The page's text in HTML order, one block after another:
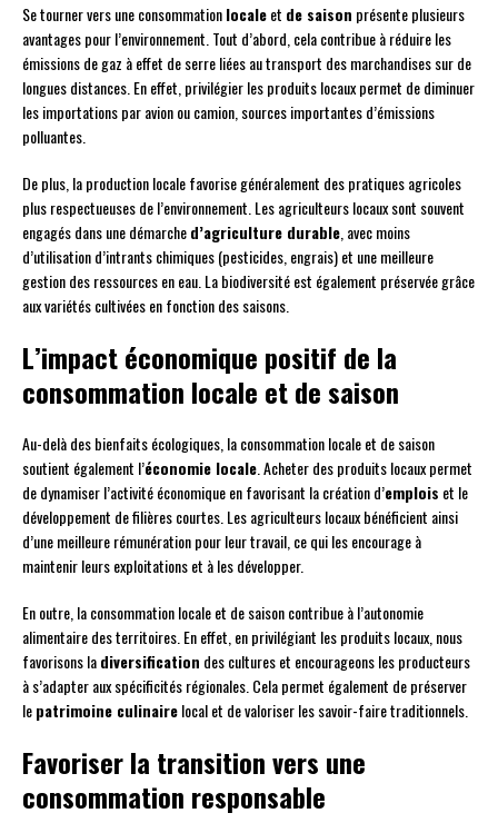
Se tourner vers une consommationlocaleet de saison présente plusieurs
avantages pour l’environnement. Tout d’abord, cela contribue à réduire les
émissions de gaz à effet de serre liées au transport des marchandises sur de
longues distances. En effet, privilégier les produits locaux permet de diminuer
les importations par avion ou camion, sources importantes d’émissions
polluantes.
De plus, la production locale favorise généralement des pratiques agricoles
plus respectueuses de l’environnement. Les agriculteurs locaux sont souvent
engagés dans une démarched’agriculture durable , avec moins
d’utilisation d’intrants chimiques (pesticides, engrais) et une meilleure
gestion des ressources en eau. La biodiversité est également préservée grâce
aux variétés cultivées en fonction des saisons.
L’impact économique positif de la
consommation locale et de saison
Au-delà des bienfaits écologiques, la consommation locale et de saison
soutient également l’économie locale . Acheter des produits locaux permet
de dynamiser l’activité économique en favorisant la création d’emplois et le
développement de filières courtes. Les agriculteurs locaux bénéficient ainsi
d’une meilleure rémunération pour leur travail, ce qui les encourage à
maintenir leurs exploitations et à les développer.
En outre, la consommation locale et de saison contribue à l’autonomie
alimentaire des territoires. En effet, en privilégiant les produits locaux, nous
favorisons ladiversification des cultures et encourageons les producteurs
à s’adapter aux spécificités régionales. Cela permet également de préserver
lepatrimoine culinairelocal et de valoriser les savoir-faire traditionnels.
Favoriser la transition vers une
consommation responsable